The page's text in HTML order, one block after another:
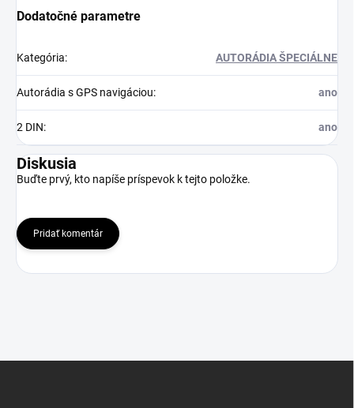
Dodatočné parametre
Kategória: AUTORÁDIA ŠPECIÁLNE
Autorádia s GPS navigáciou: ano
2 DIN: ano
Diskusia
Buďte prvý, kto napíše príspevok k tejto položke.
Pridať komentár